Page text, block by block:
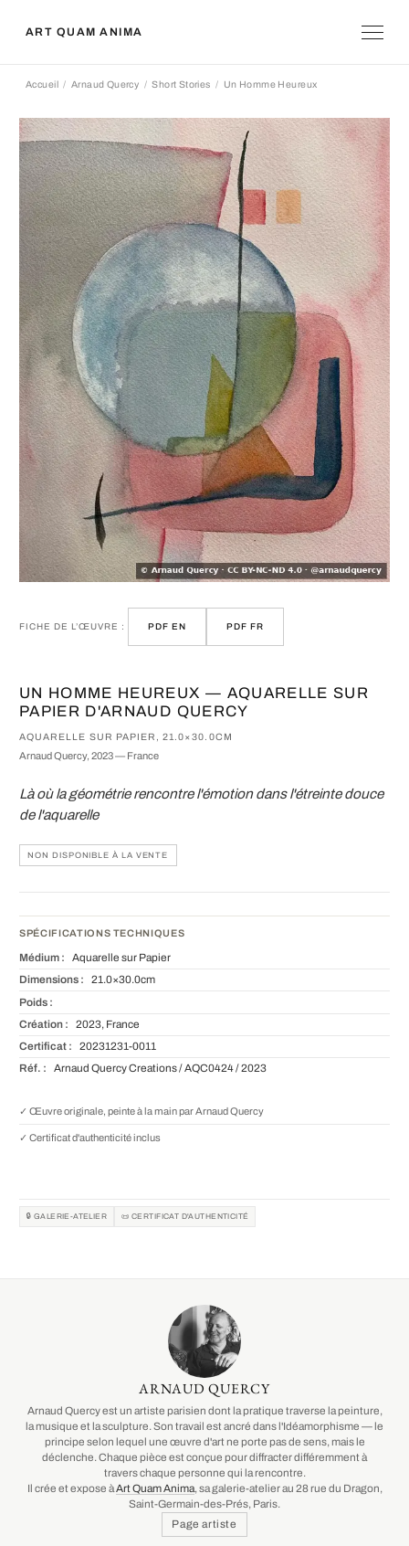
ART QUAM ANIMA
Accueil Arnaud Quercy Short Stories Un Homme Heureux
FICHE DE L’ŒUVRE : PDF EN PDF FR
UN HOMME HEUREUX — AQUARELLE SUR
PAPIER D'ARNAUD QUERCY
AQUARELLE SUR PAPIER, 21.0×30.0CM
Arnaud Quercy, 2023 — France
Là où la géométrie rencontre l'émotion dans l'étreinte douce
de l'aquarelle
NON DISPONIBLE À LA VENTE
SPÉCIFICATIONS TECHNIQUES
Médium : Aquarelle sur Papier
Dimensions : 21.0×30.0cm
Poids :
Création : 2023, France
Certificat : 20231231-0011
Réf. : Arnaud Quercy Creations / AQC0424 / 2023
✓ Œuvre originale, peinte à la main par Arnaud Quercy
✓ Certificat d'authenticité inclus
🔒 GALERIE-ATELIER 📜 CERTIFICAT D'AUTHENTICITÉ
ARNAUD QUERCY
Arnaud Quercy est un artiste parisien dont la pratique traverse la peinture,
la musique et la sculpture. Son travail est ancré dans l'Idéamorphisme — le
principe selon lequel une œuvre d'art ne porte pas de sens, mais le
déclenche. Chaque pièce est conçue pour diffracter différemment à
travers chaque personne qui la rencontre.
Il crée et expose àArt Quam Anima, sa galerie-atelier au 28 rue du Dragon,
Saint-Germain-des-Prés, Paris.
Page artiste